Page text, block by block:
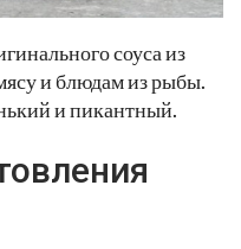
соуса из
и блюдам из рыбы.
и пикантный.